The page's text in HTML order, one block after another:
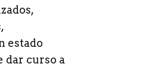
estado
dar curso a